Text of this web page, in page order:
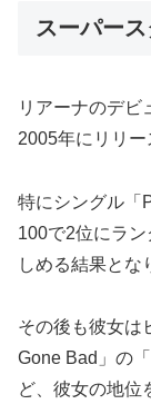
スーパー
リアーナのデビ
2005年にリリー
特にシングル「
100で2位にラ
しめる結果とな
その後も彼女は
Gone Bad」の
ど、彼女の地位